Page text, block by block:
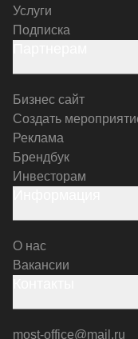
Услуги
Подписка
Бизнес сайт
Создать
Реклама
Брендбук
Инвесторам
О нас
Вакансии
most-office@mail.ru